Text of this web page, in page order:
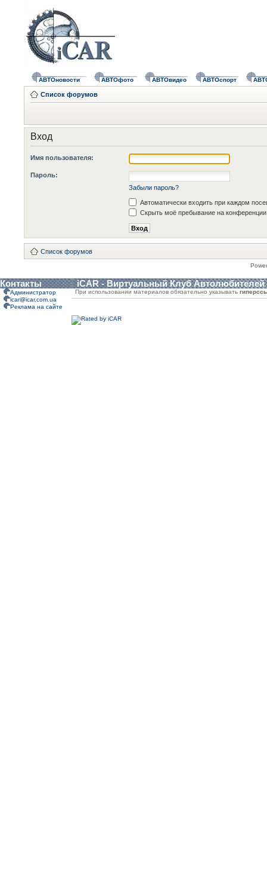
АВТОновости АВТОфото АВТОвидео АВТОспорт
Список форумов
Вход
Имя пользователя:
Пароль:
Забыли пароль?
Автоматически входить при каждом
Скрыть моё пребывание на конференции
Список форумов
Контакты iCAR - Виртуальный Клуб Автолюбителей
Администратор
icar@icar.com.ua
Реклама на сайте
При использовании материалов обязательно указывать